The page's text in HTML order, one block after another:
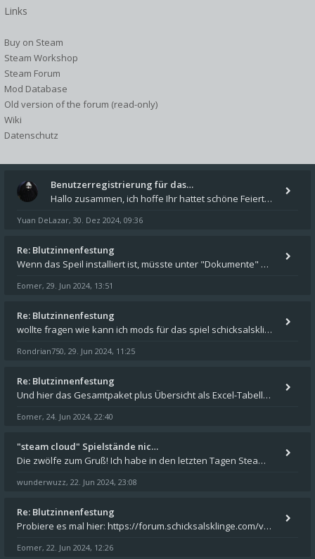
Links
Buy on Steam
Steam Workshop
Steam Forum
Mod Database
Old version of the forum (read-only)
Wiki
Datenschutz
Benutzerregistrierung für das…
Hallo zusammen, ich hoffe Ihr hattet schöne Feiertage und kommt auch gut ins neue Jahr. Ich schreibe hier kurz zur Infor
Yuan DeLazar, 30. Dez 2024, 09:36
Re: Blutzinnenfestung
Wenn das Speil installiert ist, müsste unter "Dokumente" auf Deinem Rechner ein Verzeichnis "blade of destiny" sein. Dar
Eomer, 29. Jun 2024, 13:51
Re: Blutzinnenfestung
wollte fragen wie kann ich mods für das spiel schicksalsklinge in das spieleverzeichnis kopieren und in welches
Rondrian750, 29. Jun 2024, 11:25
Re: Blutzinnenfestung
Und hier das Gesamtpaket plus Übersicht als Excel-Tabelle: https://forum.schicksalsklinge.com/viewtopic.php?f=239&t=156
Eomer, 24. Jun 2024, 22:40
"steam cloud" Spielstände nic…
Die zwölfe zum Gruß! Ich habe in den letzten Tagen Steam auf meinem Desktop PC mit Windows 11 installiert und über Steam
wunderwuzz, 22. Jun 2024, 23:08
Re: Blutzinnenfestung
Probiere es mal hier: https://forum.schicksalsklinge.com/viewtopic.php?f=239&t=15661
Eomer, 22. Jun 2024, 12:26